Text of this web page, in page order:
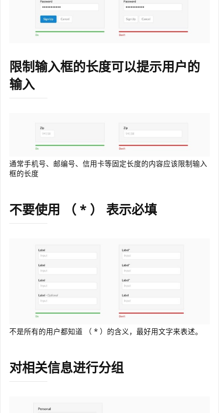
限制输入框的长度可以提示用户的
输入
通常手机号、邮编号、信用卡等固定长度的内容应该限制输入
框的长度
不要使用 （ * ） 表示必填
不是所有的用户都知道 （ * ）的含义，最好用文字来表述。
对相关信息进行分组